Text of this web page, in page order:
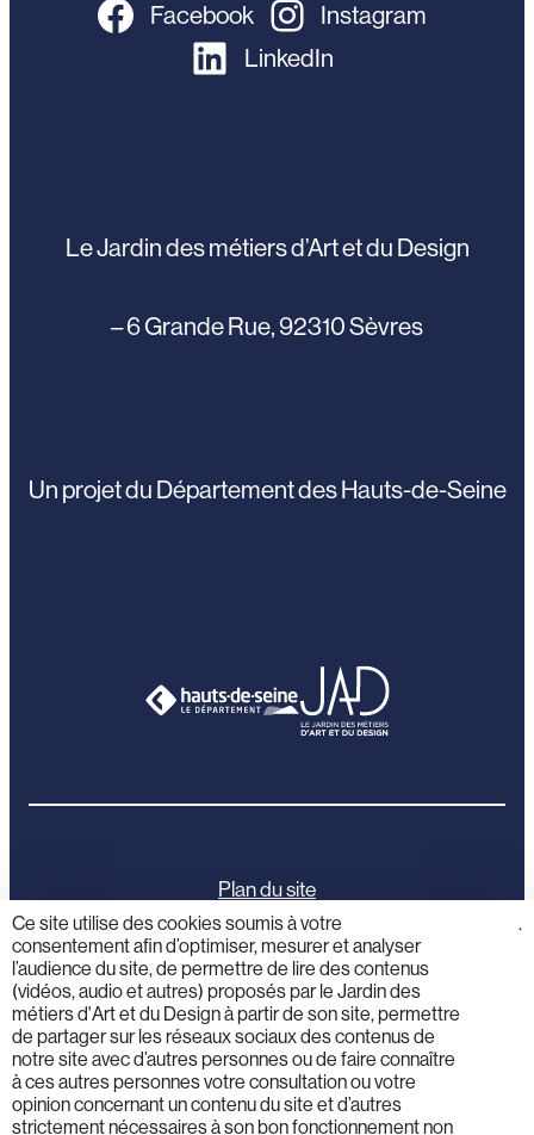
Facebook
Instagram
LinkedIn
Le Jardin des métiers d’Art et du Design
– 6 Grande Rue, 92310 Sèvres
Un projet du Département des Hauts-de-Seine
Plan du site
Mentions légales
Politique de confidentialité
Activités éducatives
Ce site utilise des cookies soumis à votre
consentement afin d’optimiser, mesurer et analyser
l’audience du site, de permettre de lire des contenus
(vidéos, audio et autres) proposés par le Jardin des
métiers d'Art et du Design à partir de son site, permettre
de partager sur les réseaux sociaux des contenus de
notre site avec d’autres personnes ou de faire connaître
à ces autres personnes votre consultation ou votre
opinion concernant un contenu du site et d’autres
strictement nécessaires à son bon fonctionnement non
.